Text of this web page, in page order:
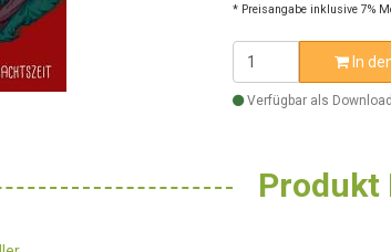
* Preisangabe inklusive 7%
In
Verfügbar als Download
Produkt